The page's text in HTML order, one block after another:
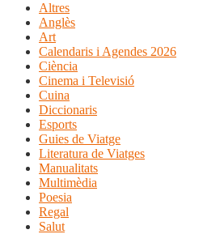
Altres
Anglès
Art
Calendaris i Agendes 2026
Ciència
Cinema i Televisió
Cuina
Diccionaris
Esports
Guies de Viatge
Literatura de Viatges
Manualitats
Multimèdia
Poesia
Regal
Salut